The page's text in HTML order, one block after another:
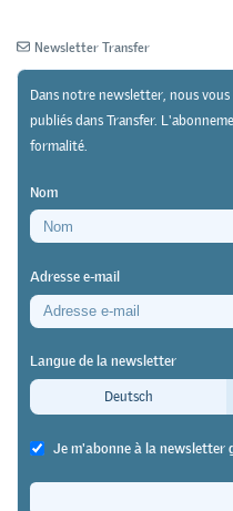
30/08/22
Réflexions sur
exploitons-nous
possibilités ?
Newsletter Transfer
Dans notre newsletter, nous
publiés dans Transfer.
formalité.
Nom
Adresse e-mail
Langue de la newsletter
Deutsch
Je m'abonne à la newsletter